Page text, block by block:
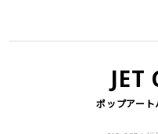
JET
ポップアー